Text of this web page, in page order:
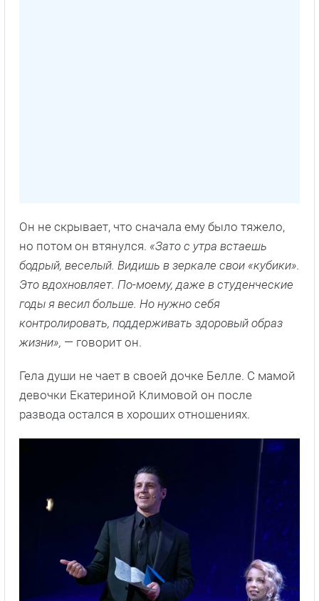
Он не скрывает, что сначала ему было тяжело,
но потом он втянулся. «Зато с утра встаешь
бодрый, веселый. Видишь в зеркале свои «кубики».
Это вдохновляет. По-моему, даже в студенческие
годы я весил больше. Но нужно себя
контролировать, поддерживать здоровый образ
жизни», — говорит он.
Гела души не чает в своей дочке Белле. С мамой
девочки Екатериной Климовой он после
развода остался в хороших отношениях.